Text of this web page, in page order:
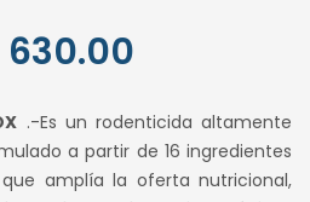
630.00
actual
es:
.-Es un rodenticida altamente
a partir de 16 ingredientes
amplía la oferta nutricional,